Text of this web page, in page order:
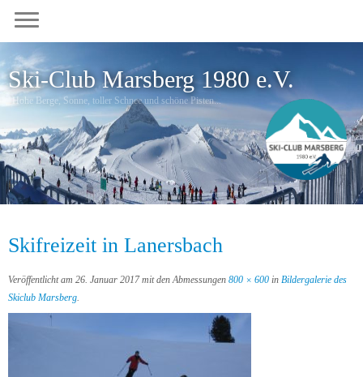
Inhalt
springen
Ski-Club Marsberg 1980 e.V.
Hohe Berge, Sonne, toller Schnee und schöne Pisten...
Apres-Ski und Hüttengaudi...
Skifreizeit in Lanersbach
Veröffentlicht am 26. Januar 2017mit den Abmessungen 800 × 600 in Bildergalerie des
Skiclub Marsberg.